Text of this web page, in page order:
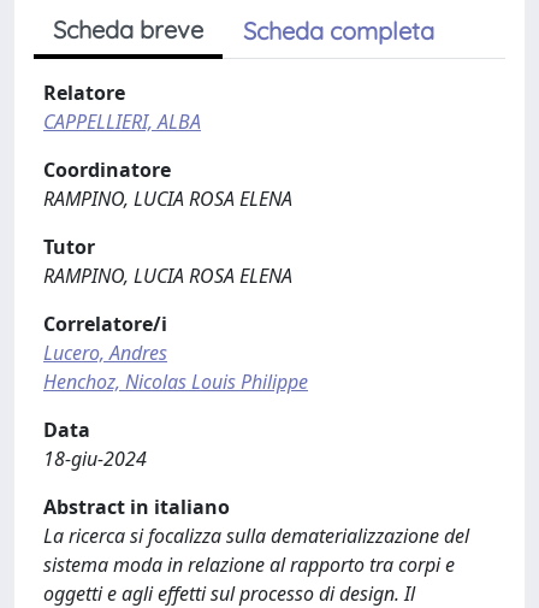
Scheda breve Scheda completa
Relatore
CAPPELLIERI, ALBA
Coordinatore
RAMPINO, LUCIA ROSA ELENA
Tutor
RAMPINO, LUCIA ROSA ELENA
Correlatore/i
Lucero, Andres
Henchoz, Nicolas Louis Philippe
Data
18-giu-2024
Abstract in italiano
La ricerca si focalizza sulla dematerializzazione del
sistema moda in relazione al rapporto tra corpi e
oggetti e agli effetti sul processo di design. Il